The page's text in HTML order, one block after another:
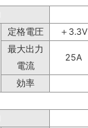
定格電圧 ＋3.3V
最大出力
25A
電流
効率